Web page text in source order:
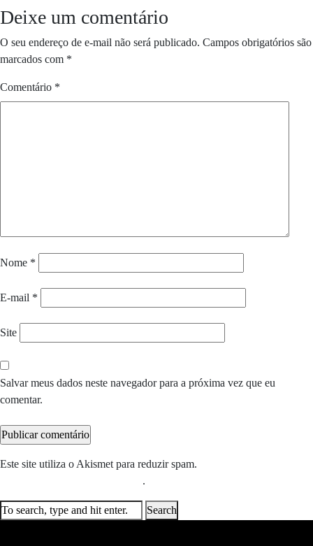
Deixe um comentário
O seu endereço de e-mail não será publicado. Campos obrigatórios são
marcados com *
Comentário *
Nome *
E-mail *
Site
Salvar meus dados neste navegador para a próxima vez que eu
comentar.
Este site utiliza o Akismet para reduzir spam.
.
Search